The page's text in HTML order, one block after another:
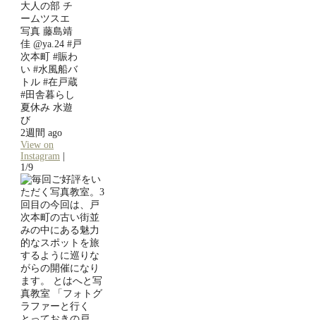
大人の部 チ
ームツスエ
写真 藤島靖
佳 @ya.24 #戸
次本町 #賑わ
い #水風船バ
トル #在戸蔵
#田舎暮らし
夏休み 水遊
び
2週間 ago
View on
Instagram
1/9